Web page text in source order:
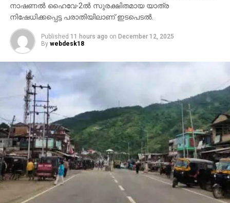
നാഷണല്‍ ഹൈവേ-2ല്‍ സുരക്ഷിതമായ യാത്ര
നിഷേധിക്കപ്പെട്ട പരാതിയിലാണ് ഇടപെടല്‍.
Published 11 hours ago on December 12, 2025
By webdesk18